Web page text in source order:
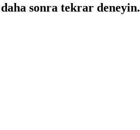
sonra tekrar deneyin.